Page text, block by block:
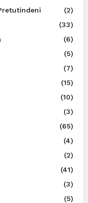
(2)
(33)
(6)
(5)
(7)
(15)
(10)
(3)
(65)
(4)
(2)
(41)
(3)
(5)